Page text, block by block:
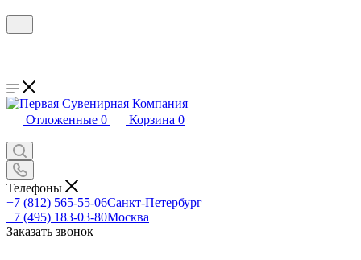
Отложенные 0 Корзина 0
Телефоны
+7 (812) 565-55-06Санкт-Петербург
+7 (495) 183-03-80Москва
Заказать звонок